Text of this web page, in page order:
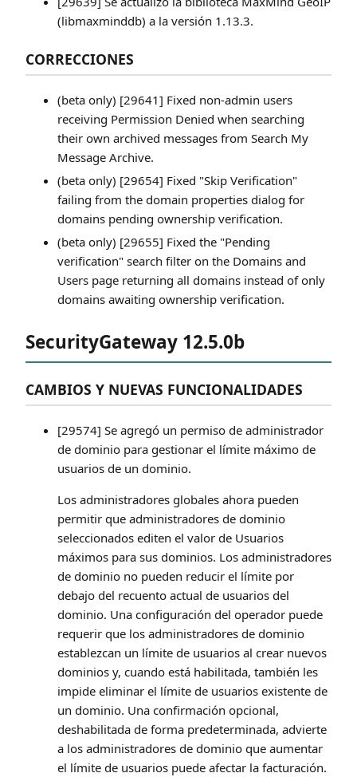
(libmaxminddb) a la versión 1.13.3.
CORRECCIONES
(beta only) [29641] Fixed non-admin users
receiving Permission Denied when searching
their own archived messages from Search My
Message Archive.
(beta only) [29654] Fixed "Skip Verification"
failing from the domain properties dialog for
domains pending ownership verification.
(beta only) [29655] Fixed the "Pending
verification" search filter on the Domains and
Users page returning all domains instead of only
domains awaiting ownership verification.
SecurityGateway 12.5.0b
CAMBIOS Y NUEVAS FUNCIONALIDADES
[29574] Se agregó un permiso de administrador
de dominio para gestionar el límite máximo de
usuarios de un dominio.
Los administradores globales ahora pueden
permitir que administradores de dominio
seleccionados editen el valor de Usuarios
máximos para sus dominios. Los administradores
de dominio no pueden reducir el límite por
debajo del recuento actual de usuarios del
dominio. Una configuración del operador puede
requerir que los administradores de dominio
establezcan un límite de usuarios al crear nuevos
dominios y, cuando está habilitada, también les
impide eliminar el límite de usuarios existente de
un dominio. Una confirmación opcional,
deshabilitada de forma predeterminada, advierte
a los administradores de dominio que aumentar
el límite de usuarios puede afectar la facturación.